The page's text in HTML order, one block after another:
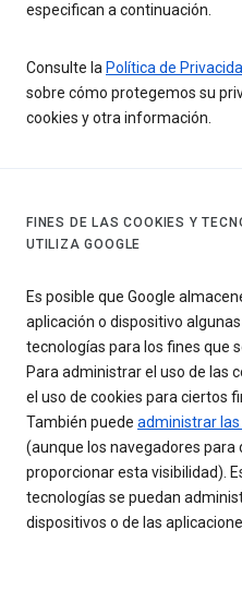
especifican a continuación.
Consulte la Política de
sobre cómo protegemos su
cookies y otra información.
FINES DE LAS COOKIES Y
UTILIZA GOOGLE
Es posible que Google
aplicación o dispositivo
tecnologías para los fines que
Para administrar el uso de las
el uso de cookies para ciertos
También puede administrar
(aunque los navegadores
proporcionar esta visibilidad).
tecnologías se puedan
dispositivos o de las